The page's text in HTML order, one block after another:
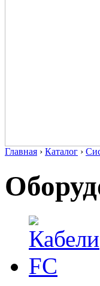
Главная › Каталог ›